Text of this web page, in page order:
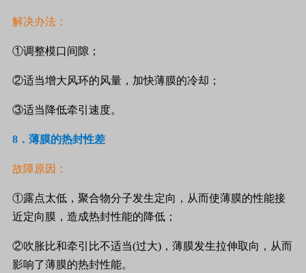
解决办法：
①调整模口间隙；
②适当增大风环的风量，加快薄膜的冷却；
③适当降低牵引速度。
8 ．薄膜的热封性差
故障原因：
①露点太低，聚合物分子发生定向，从而使薄膜的性能接
近定向膜，造成热封性能的降低；
②吹胀比和牵引比不适当(过大) ，薄膜发生拉伸取向，从而
影响了薄膜的热封性能。